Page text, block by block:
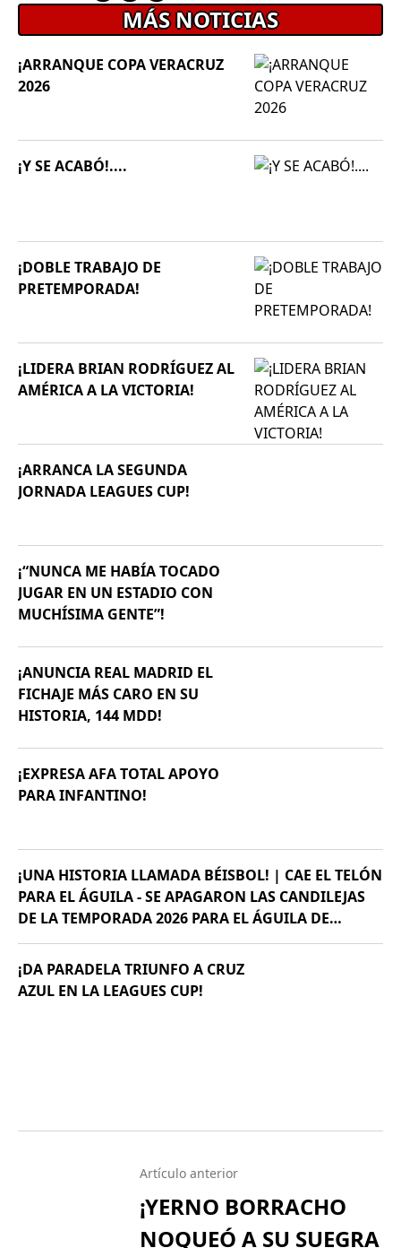
MÁS NOTICIAS
¡ARRANQUE COPA VERACRUZ
2026
¡Y SE ACABÓ!....
¡DOBLE TRABAJO DE
PRETEMPORADA!
¡LIDERA BRIAN RODRÍGUEZ AL
AMÉRICA A LA VICTORIA!
¡ARRANCA LA SEGUNDA
JORNADA LEAGUES CUP!
¡“NUNCA ME HABÍA TOCADO
JUGAR EN UN ESTADIO CON
MUCHÍSIMA GENTE”!
¡ANUNCIA REAL MADRID EL
FICHAJE MÁS CARO EN SU
HISTORIA, 144 MDD!
¡EXPRESA AFA TOTAL APOYO
PARA INFANTINO!
¡UNA HISTORIA LLAMADA BÉISBOL! | CAE EL TELÓN
PARA EL ÁGUILA - SE APAGARON LAS CANDILEJAS
DE LA TEMPORADA 2026 PARA EL ÁGUILA DE
VERACRUZ *LA NOVENA JAROCHA CERRÓ SU
CALENDARIO CON UNA VICTORIA DE 10-6 SOBRE
PERICOS DE PUEBLA, PERO EL TRIUNFO YA NO…
¡DA PARADELA TRIUNFO A CRUZ
AZUL EN LA LEAGUES CUP!
Artículo anterior
¡YERNO BORRACHO
NOQUEÓ A SU SUEGRA